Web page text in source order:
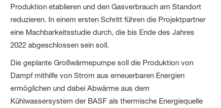
Produktion etablieren und den Gasverbrauch am Standort
reduzieren. In einem ersten Schritt führen die Projektpartner
eine Machbarkeitsstudie durch, die bis Ende des Jahres
2022 abgeschlossen sein soll.
Die geplante Großwärmepumpe soll die Produktion von
Dampf mithilfe von Strom aus erneuerbaren Energien
ermöglichen und dabei Abwärme aus dem
Kühlwassersystem der BASF als thermische Energiequelle